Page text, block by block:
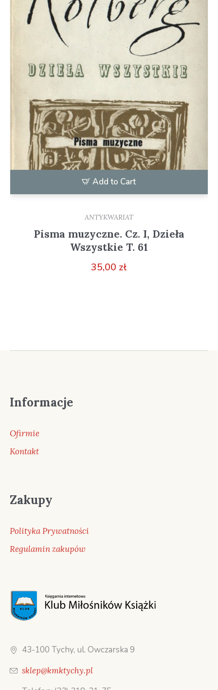
Add to Cart
ANTYKWARIAT
Pisma muzyczne. Cz. I, Dzieła
Wszystkie T. 61
35,00 zł
Informacje
Ofirmie
Kontakt
Zakupy
Polityka Prywatności
Regulamin zakupów
43-100 Tychy, ul. Owczarska 9
sklep@kmktychy.pl